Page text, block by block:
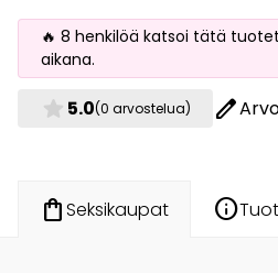
🔥 8 henkilöä katsoi tätä
aikana.
star 5.0(0 arvostelua) edit
shopping_bagSeksikaupat info